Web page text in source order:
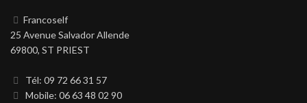
Francoself
25 Avenue Salvador Allende
69800, ST PRIEST
Tél: 09 72 66 31 57
Mobile: 06 63 48 02 90